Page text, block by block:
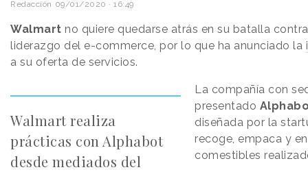
Redacción 09/01/2020 · 16:49
Walmart no quiere quedarse atrás en su batalla
liderazgo del e-commerce, por lo que ha anunciado la
a su oferta de servicios.
Walmart realiza
prácticas con Alphabot
desde mediados del
La compañía con
presentado
diseñada por la
recoge, empaca y
comestibles